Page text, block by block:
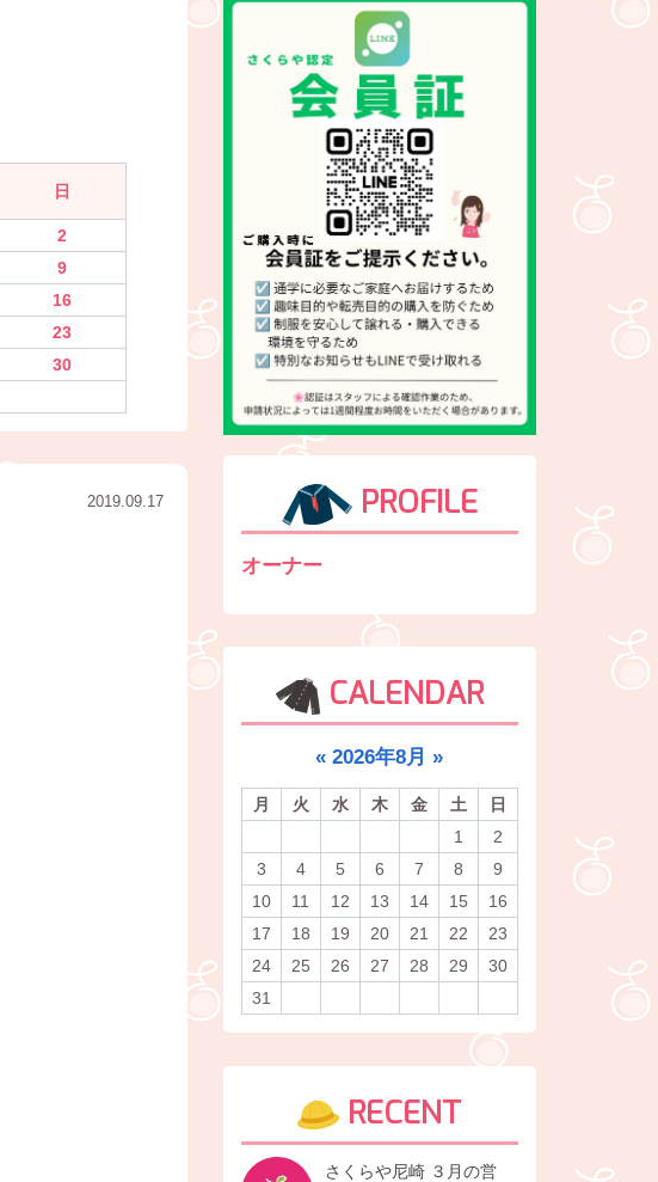
日
2
9
16
23
30
2019.09.17 PROFILE
オーナー
CALENDAR
« 2026年8月 »
月 火 水 木 金 土
日
1
2
3
4 5 6 7 8
9
10
11 12 13 14 15
16
17
18 19 20 21 22
23
24
25 26 27 28 29
30
31
RECENT
さくらや尼崎 ３月の営